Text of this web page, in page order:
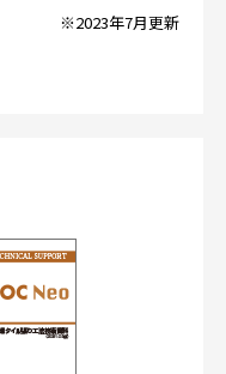
※2023年7月更新